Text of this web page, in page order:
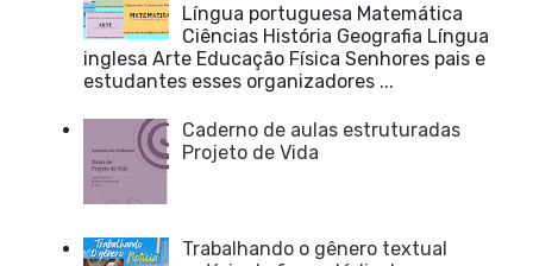
Língua portuguesa Matemática
Ciências História Geografia Língua
inglesa Arte Educação Física Senhores pais e
estudantes esses organizadores ...
Caderno de aulas estruturadas
Projeto de Vida
Trabalhando o gênero textual